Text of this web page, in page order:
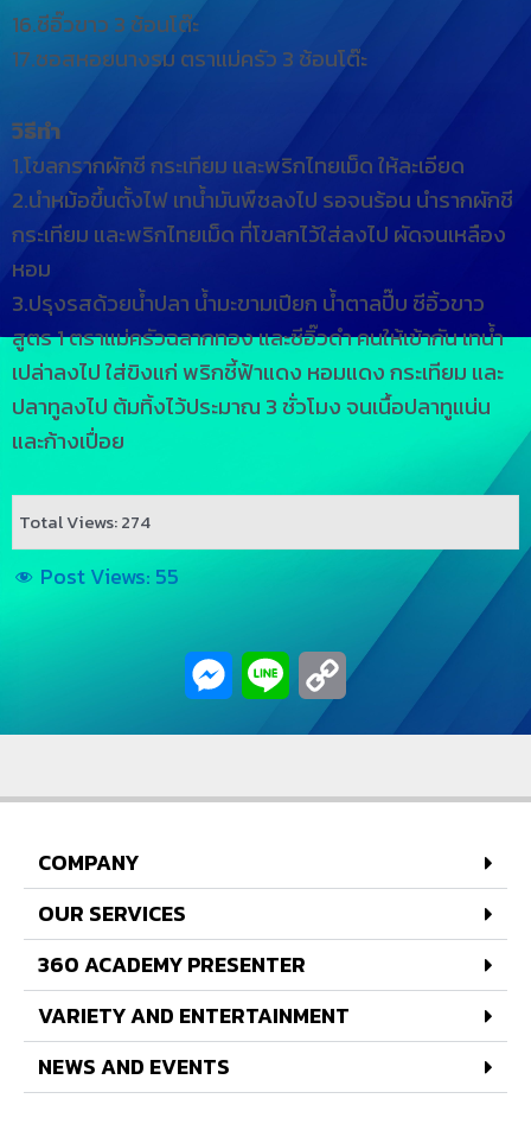
16.ซีอิ๊วขาว 3 ช้อนโต๊ะ
17.ซอสหอยนางรม ตราแม่ครัว 3 ช้อนโต๊ะ
วิธีทำ
1.โขลกรากผักชี กระเทียม และพริกไทยเม็ด ให้ละเอียด
2.นำหม้อขึ้นตั้งไฟ เทน้ำมันพืชลงไป รอจนร้อน นำรากผักชี
กระเทียม และพริกไทยเม็ด ที่โขลกไว้ใส่ลงไป ผัดจนเหลือง
หอม
3.ปรุงรสด้วยน้ำปลา น้ำมะขามเปียก น้ำตาลปี๊บ ซีอิ้วขาว
สูตร 1 ตราแม่ครัวฉลากทอง และซีอิ๊วดำ คนให้เข้ากัน เทน้ำ
เปล่าลงไป ใส่ขิงแก่ พริกชี้ฟ้าแดง หอมแดง กระเทียม และ
ปลาทูลงไป ต้มทิ้งไว้ประมาณ 3 ชั่วโมง จนเนื้อปลาทูแน่น
และก้างเปื่อย
Total Views: 274
Post Views: 55
Messenger
Line
Copy
COMPANY
OUR SERVICES
360 ACADEMY PRESENTER
VARIETY AND ENTERTAINMENT
NEWS AND EVENTS